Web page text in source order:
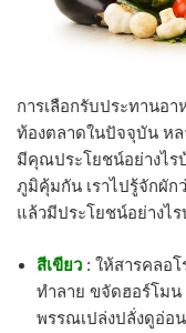
การเลือกรับประทานอ
ท้องตลาดในปัจจุบัน ห
มีคุณประโยชน์อย่างไร
ภูมิคุ้มกัน เราไปรู้จักผัก
แล้วมีประโยชน์อย่างไร
สีเขียว : ให้สารคลอ
ทำลาย ขจัดฮอร์โมน
พรรณเปล่งปลั่งดูอ่อ